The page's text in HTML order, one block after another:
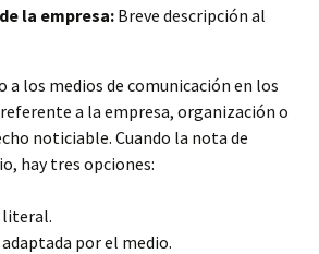
la empresa:Breve descripción al
a los medios de comunicación en los
a la empresa, organización o
noticiable. Cuando la nota de
hay tres opciones:
literal.
por el medio.